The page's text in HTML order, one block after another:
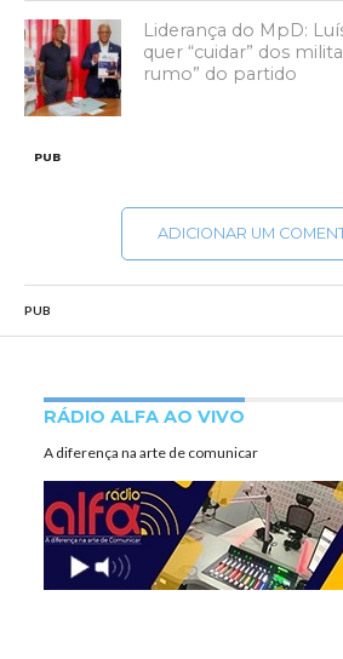
Liderança do MpD:
quer “cuidar” dos
rumo” do partido
PUB
ADICIONAR UM
PUB
RÁDIO ALFA AO VIVO
A diferença na arte de comunicar